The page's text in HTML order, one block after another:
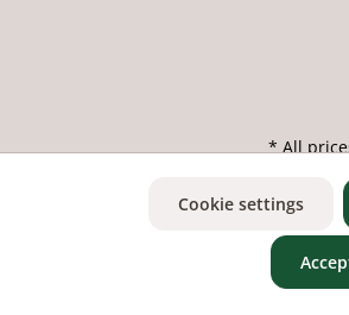
* All
Cookie settings